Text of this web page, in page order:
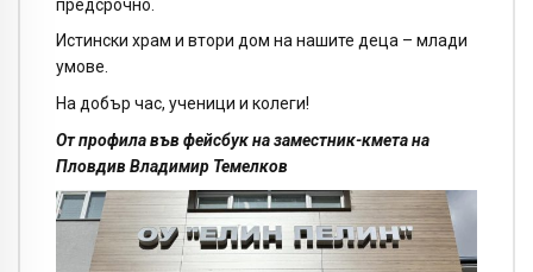
предсрочно.
Истински храм и втори дом на нашите деца – млади
умове.
На добър час, ученици и колеги!
От профила във фейсбук на заместник-кмета на
Пловдив Владимир Темелков